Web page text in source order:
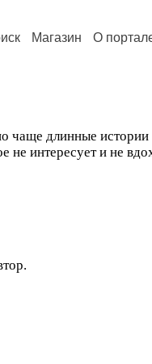
Магазин О
чаще длинные
интересует и не